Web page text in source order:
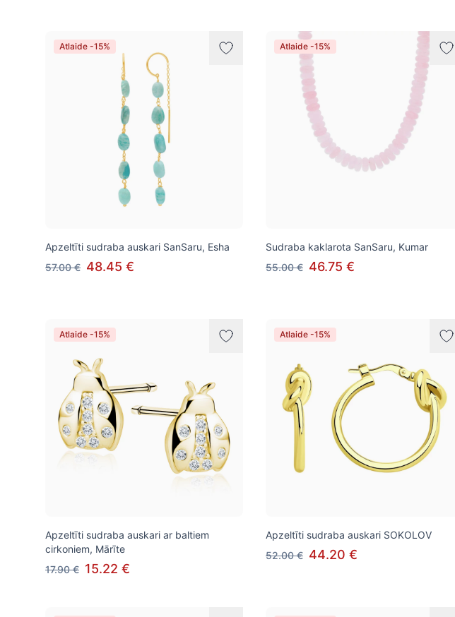
Atlaide -15%
Apzeltīti sudraba auskari SanSaru, Esha
57.00 € 48.45 €
Atlaide -15%
Sudraba kaklarota SanSaru, Kumar
55.00 € 46.75 €
Atlaide -15%
Apzeltīti sudraba auskari ar baltiem
cirkoniem, Mārīte
17.90 € 15.22 €
Atlaide -15%
Apzeltīti sudraba auskari SOKOLOV
52.00 € 44.20 €